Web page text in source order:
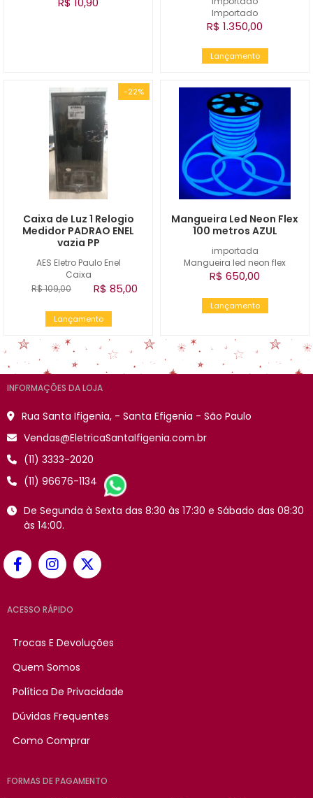
Importado
R$ 1.350,00
Lançamento
-22%
AES Eletro Paulo Enel
Caixa
Caixa de Luz 1 Relogio
Medidor PADRAO ENEL
vazia PP
R$ 109,00 R$ 85,00
Lançamento
importada
Mangueira led neon flex
Mangueira Led Neon Flex
100 metros AZUL
R$ 650,00
Lançamento
INFORMAÇÕES DA LOJA
Rua Santa Ifigenia, - Santa Efigenia - São Paulo
Vendas@EletricaSantaIfigenia.com.br
(11) 3333-2020
(11) 96676-1134
De Segunda à Sexta das 8:30 às 17:30 e Sábado das 08:30
às 14:00.
ACESSO RÁPIDO
Trocas E Devoluções
Quem Somos
Política De Privacidade
Dúvidas Frequentes
Como Comprar
FORMAS DE PAGAMENTO